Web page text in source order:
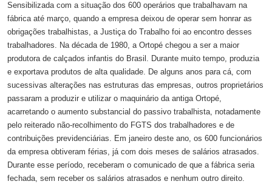
Sensibilizada com a situação dos 600 operários que trabalhavam na
fábrica até março, quando a empresa deixou de operar sem honrar as
obrigações trabalhistas, a Justiça do Trabalho foi ao encontro desses
trabalhadores. Na década de 1980, a Ortopé chegou a ser a maior
produtora de calçados infantis do Brasil. Durante muito tempo, produzia
e exportava produtos de alta qualidade. De alguns anos para cá, com
sucessivas alterações nas estruturas das empresas, outros proprietários
passaram a produzir e utilizar o maquinário da antiga Ortopé,
acarretando o aumento substancial do passivo trabalhista, notadamente
pelo reiterado não-recolhimento do FGTS dos trabalhadores e de
contribuições previdenciárias. Em janeiro deste ano, os 600 funcionários
da empresa obtiveram férias, já com dois meses de salários atrasados.
Durante esse período, receberam o comunicado de que a fábrica seria
fechada, sem receber os salários atrasados e nenhum outro direito.